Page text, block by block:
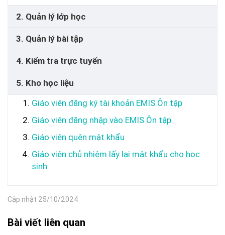
2. Quản lý lớp học
3. Quản lý bài tập
4. Kiểm tra trực tuyến
5. Kho học liệu
Giáo viên đăng ký tài khoản EMIS Ôn tập
Giáo viên đăng nhập vào EMIS Ôn tập
Giáo viên quên mật khẩu
Giáo viên chủ nhiệm lấy lại mật khẩu cho học
sinh
Cập nhật 25/10/2024
Bài viết liên quan